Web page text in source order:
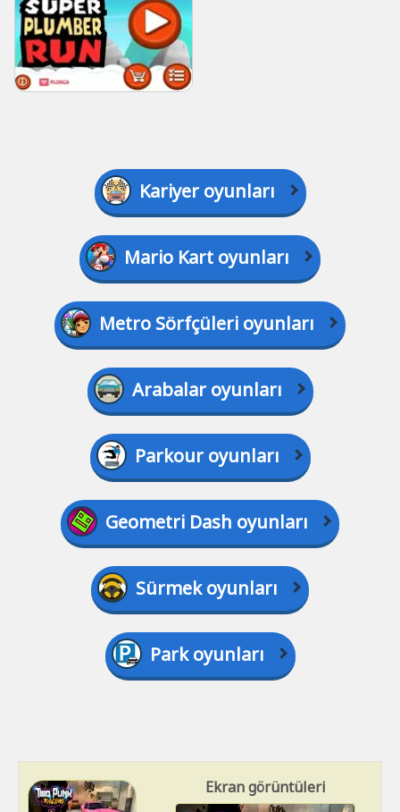
Kariyer oyunları
Mario Kart oyunları
Metro Sörfçüleri oyunları
Arabalar oyunları
Parkour oyunları
Geometri Dash oyunları
Sürmek oyunları
Park oyunları
Ekran görüntüleri